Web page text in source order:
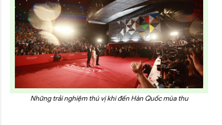
Những trải nghiệm thú vị khi đến Hàn Quốc mùa thu